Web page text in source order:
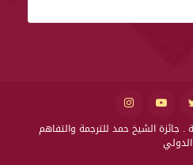
جائزة الشيخ حمد للترجمة والتفاهم
الدولي